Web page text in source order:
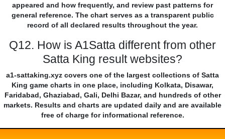
appeared and how frequently, and review past patterns for
general reference. The chart serves as a transparent public
record of all declared results throughout the year.
Q12. How is A1Satta different from other
Satta King result websites?
a1-sattaking.xyz covers one of the largest collections of Satta
King game charts in one place, including Kolkata, Disawar,
Faridabad, Ghaziabad, Gali, Delhi Bazar, and hundreds of other
markets. Results and charts are updated daily and are available
free of charge for informational reference.